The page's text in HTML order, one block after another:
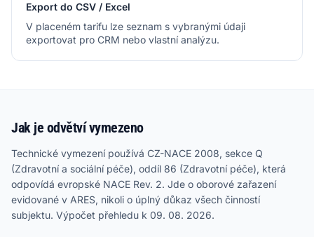
Export do CSV / Excel
V placeném tarifu lze seznam s vybranými údaji
exportovat pro CRM nebo vlastní analýzu.
Jak je odvětví vymezeno
Technické vymezení používá CZ-NACE 2008, sekce Q
(Zdravotní a sociální péče), oddíl 86 (Zdravotní péče), která
odpovídá evropské NACE Rev. 2. Jde o oborové zařazení
evidované v ARES, nikoli o úplný důkaz všech činností
subjektu. Výpočet přehledu k 09. 08. 2026.